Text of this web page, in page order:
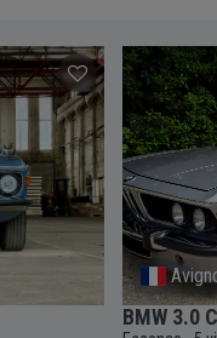
BMW 3.0